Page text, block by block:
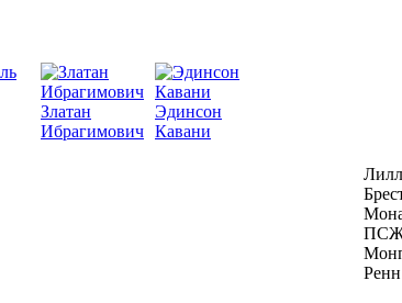
Златан
Ибрагимович
Эдинсон
Кавани
Ренн